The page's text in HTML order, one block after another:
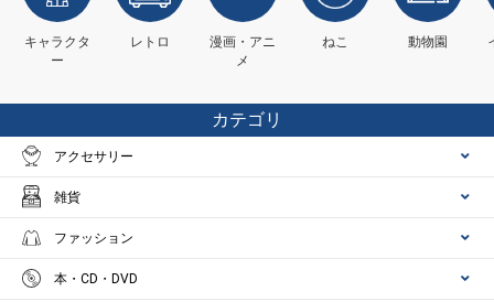
キャラクタ
ー
レトロ
漫画・アニ
メ
ねこ 動物園
カテゴリ
アクセサリー
雑貨
ファッション
本・CD・DVD